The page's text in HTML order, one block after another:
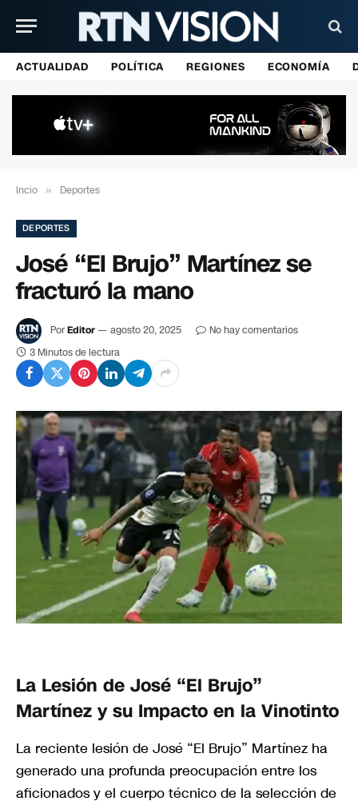
ACTUALIDAD POLÍTICA REGIONES ECONOMÍA
Incio » Deportes
DEPORTES
José “El Brujo” Martínez se
fracturó la mano
PorEditor agosto 20, 2025
No hay comentarios
3 Minutos de lectura
La Lesión de José “El Brujo”
Martínez y su Impacto en la Vinotinto
La reciente lesión de José “El Brujo” Martínez ha
generado una profunda preocupación entre los
aficionados y el cuerpo técnico de la selección de